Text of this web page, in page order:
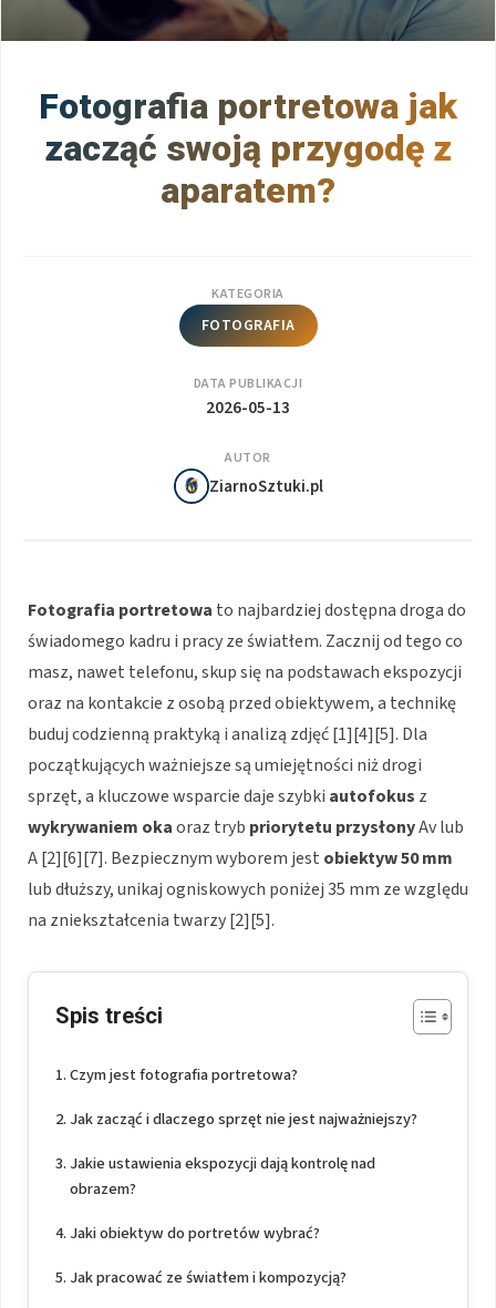
Fotografia portretowa jak
zacząć swoją przygodę z
aparatem?
KATEGORIA
FOTOGRAFIA
DATA PUBLIKACJI
2026-05-13
AUTOR
ZiarnoSztuki.pl
Fotografia portretowa to najbardziej dostępna droga do
świadomego kadru i pracy ze światłem. Zacznij od tego co
masz, nawet telefonu, skup się na podstawach ekspozycji
oraz na kontakcie z osobą przed obiektywem, a technikę
buduj codzienną praktyką i analizą zdjęć [1][4][5]. Dla
początkujących ważniejsze są umiejętności niż drogi
sprzęt, a kluczowe wsparcie daje szybki autofokus z
wykrywaniem okaoraz tryb priorytetu przysłonyAv lub
A [2][6][7]. Bezpiecznym wyborem jest obiektyw 50 mm
lub dłuższy, unikaj ogniskowych poniżej 35 mm ze względu
na zniekształcenia twarzy [2][5].
Spis treści
Czym jest fotografia portretowa?
Jak zacząć i dlaczego sprzęt nie jest najważniejszy?
Jakie ustawienia ekspozycji dają kontrolę nad
obrazem?
Jaki obiektyw do portretów wybrać?
Jak pracować ze światłem i kompozycją?